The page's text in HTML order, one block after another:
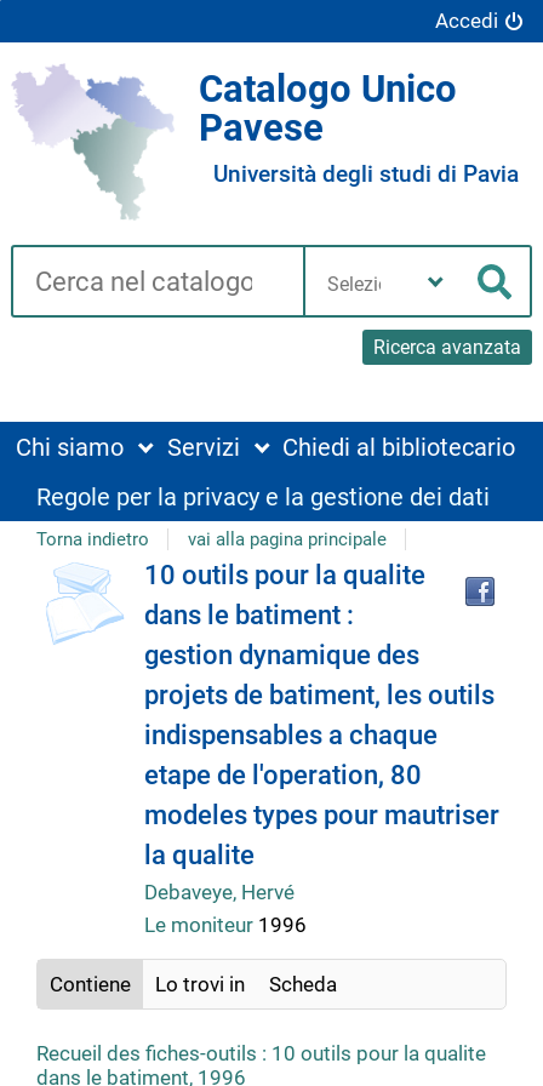
Accedi
Catalogo Unico
Pavese
Università degli studi di Pavia
Cerca su "Catalogo"
Ricerca avanzata
biblioteca
Chi siamo Servizi
Chiedi al bibliotecario
Regole per la privacy e la gestione dei dati
Torna indietro vai alla pagina principale
Dettaglio
del
documento
10 outils pour la qualite
dans le batiment :
gestion dynamique des
projets de batiment, les outils
indispensables a chaque
etape de l'operation, 80
modeles types pour mautriser
la qualite
Debaveye, Hervé
Le moniteur 1996
Contiene Lo trovi in Scheda
Recueil des fiches-outils : 10 outils pour la qualite
dans le batiment, 1996